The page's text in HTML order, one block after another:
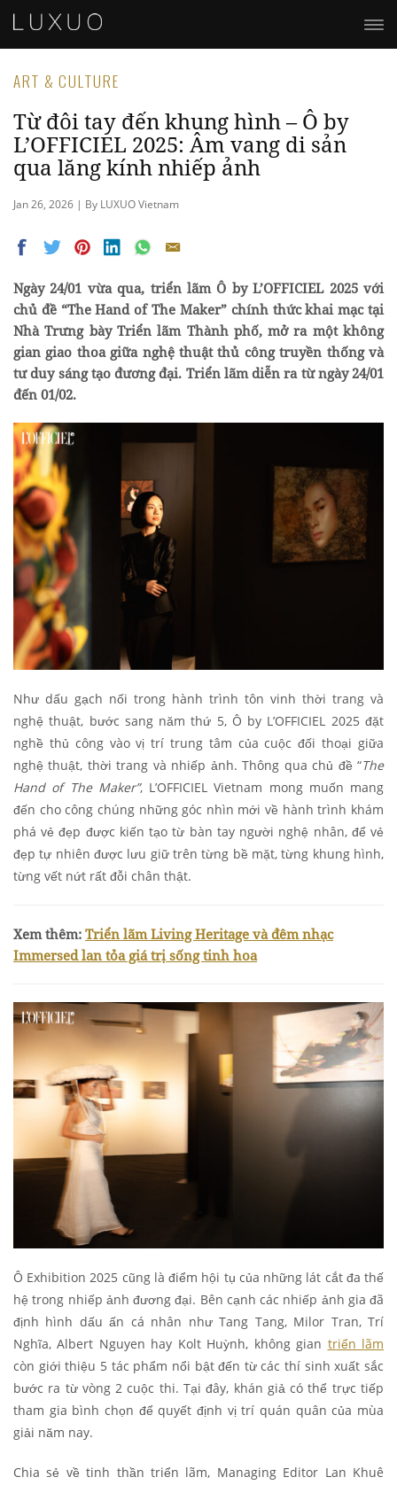
ART & CULTURE
Từ đôi tay đến khung hình – Ô by
L’OFFICIEL 2025: Âm vang di sản
qua lăng kính nhiếp ảnh
Jan 26, 2026 | By LUXUO Vietnam
Ngày 24/01 vừa qua, triển lãm Ô by L’OFFICIEL 2025 với
chủ đề “The Hand of The Maker” chính thức khai mạc tại
Nhà Trưng bày Triển lãm Thành phố, mở ra một không
gian giao thoa giữa nghệ thuật thủ công truyền thống và
tư duy sáng tạo đương đại. Triển lãm diễn ra từ ngày 24/01
đến 01/02.
Như dấu gạch nối trong hành trình tôn vinh thời trang và
nghệ thuật, bước sang năm thứ 5, Ô by L’OFFICIEL 2025 đặt
nghề thủ công vào vị trí trung tâm của cuộc đối thoại giữa
nghệ thuật, thời trang và nhiếp ảnh. Thông qua chủ đề “The
Hand of The Maker”, L’OFFICIEL Vietnam mong muốn mang
đến cho công chúng những góc nhìn mới về hành trình khám
phá vẻ đẹp được kiến tạo từ bàn tay người nghệ nhân, để vẻ
đẹp tự nhiên được lưu giữ trên từng bề mặt, từng khung hình,
từng vết nứt rất đỗi chân thật.
Xem thêm: Triển lãm Living Heritage và đêm nhạc
Immersed lan tỏa giá trị sống tinh hoa
Ô Exhibition 2025 cũng là điểm hội tụ của những lát cắt đa thế
hệ trong nhiếp ảnh đương đại. Bên cạnh các nhiếp ảnh gia đã
định hình dấu ấn cá nhân như Tang Tang, Milor Tran, Trí
Nghĩa, Albert Nguyen hay Kolt Huỳnh, không gian triển lãm
còn giới thiệu 5 tác phẩm nổi bật đến từ các thí sinh xuất sắc
bước ra từ vòng 2 cuộc thi. Tại đây, khán giả có thể trực tiếp
tham gia bình chọn để quyết định vị trí quán quân của mùa
giải năm nay.
Chia sẻ về tinh thần triển lãm, Managing Editor Lan Khuê